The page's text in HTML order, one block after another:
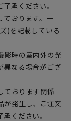
承ください。
ております。一
)を記載している
影時の室内外の光
異なる場合がござ
ております関係
が発生し、ご注文
ください。